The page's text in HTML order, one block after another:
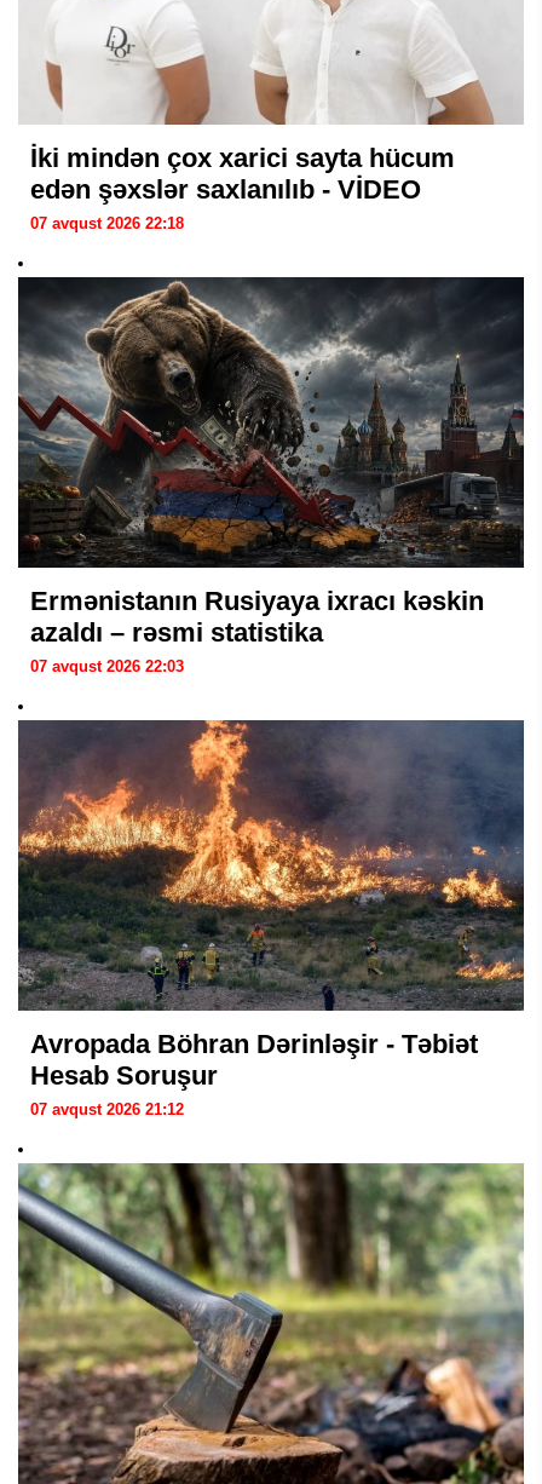
İki mindən çox xarici sayta hücum
edən şəxslər saxlanılıb - VİDEO
07 avqust 2026 22:18
Ermənistanın Rusiyaya ixracı kəskin
azaldı – rəsmi statistika
07 avqust 2026 22:03
Avropada Böhran Dərinləşir - Təbiət
Hesab Soruşur
07 avqust 2026 21:12